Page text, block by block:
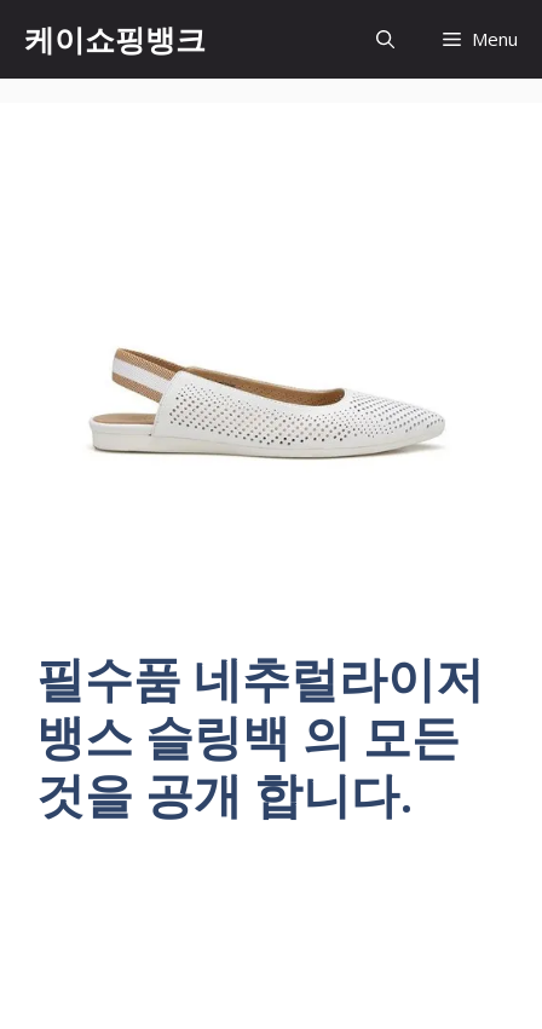
content
케이쇼핑뱅크 Menu
필수품 네추럴라이저
뱅스 슬링백 의 모든
것을 공개 합니다.